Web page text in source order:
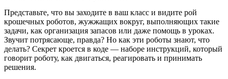
Представьте, что вы заходите в ваш класс и видите рой
крошечных роботов, жужжащих вокруг, выполняющих такие
задачи, как организация запасов или даже помощь в уроках.
Звучит потрясающе, правда? Но как эти роботы знают, что
делать? Секрет кроется в коде — наборе инструкций, который
говорит роботу, как двигаться, реагировать и принимать
решения.